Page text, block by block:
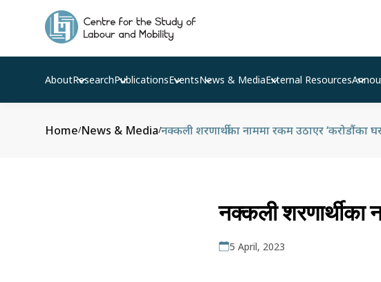
AboutResearchPublicationsEventsNews & MediaExternal Resources
Home/News & Media/नक्कली शरणार्थीका नाममा रकम उठाएर ‘करोडौंका
नक्कली शरणार्थीका
5 April, 2023